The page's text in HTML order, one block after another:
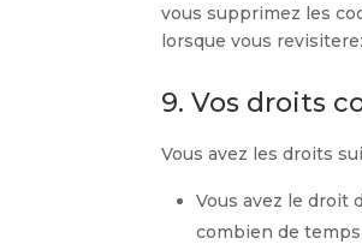
vous supprimez les
lorsque vous
9. Vos droits
Vous avez les droits
Vous avez le droit
combien de